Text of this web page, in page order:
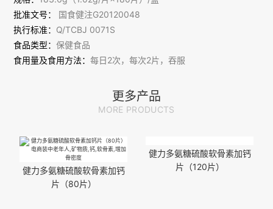
批准文号：
国食健注G20120048
执行标准： Q/TCBJ 0071S
食品类型：保健食品
食用量及食用方法：每日2次，每次2片，吞服
产品；本品添加了营养素，与同类营养素同时食用不宜超过推荐
更多产品
MORE PRODUCTS
健力多氨糖硫酸软骨素加钙
片（80片）
健力多氨糖硫酸软骨素加钙
片（120片）